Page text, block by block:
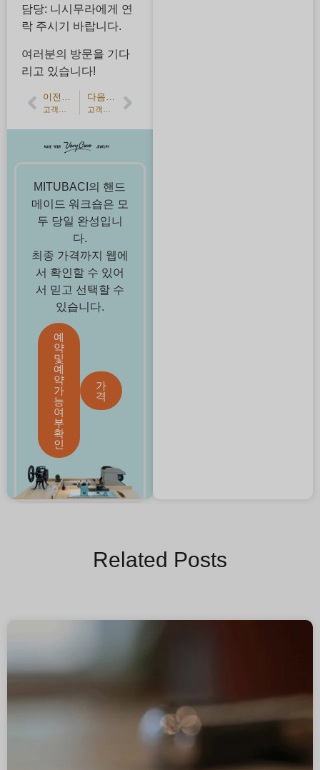
담당: 니시무라에게 연
락 주시기 바랍니다.
여러분의 방문을 기다
리고 있습니다!
이전 기사 다음 기사
MITUBACI의 핸드
메이드 워크숍은 모
두 당일 완성입니
다.
최종 가격까지 웹에
서 확인할 수 있어
서 믿고 선택할 수
있습니다.
예
약
및
예
약
가
능
여
부
확
인
가
격
Related Posts